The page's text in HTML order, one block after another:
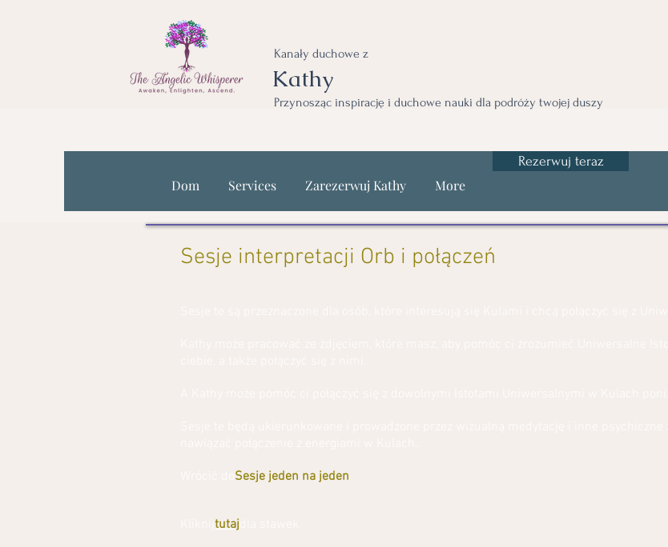
Kathy
Przynosząc inspirację i duchowe nauki dla podróży twojej duszy
Kanały duchowe z
Dom Services Zarezerwuj Kathy More
Rezerwuj teraz
Sesje interpretacji Orb i połączeń
Sesje jeden na jeden
tutaj